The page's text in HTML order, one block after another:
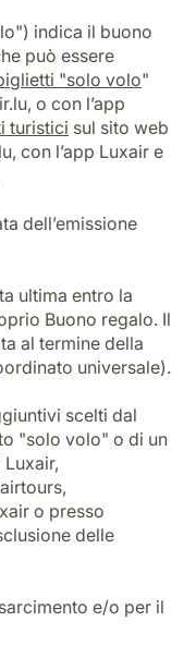
indica il buono
può essere
"solo volo"
o con l’app
turistici sul sito web
con l’app Luxair e
dell’emissione
ultima entro la
Buono regalo. Il
al termine della
universale).
scelti dal
"solo volo" o di un
o presso
delle
e/o per il